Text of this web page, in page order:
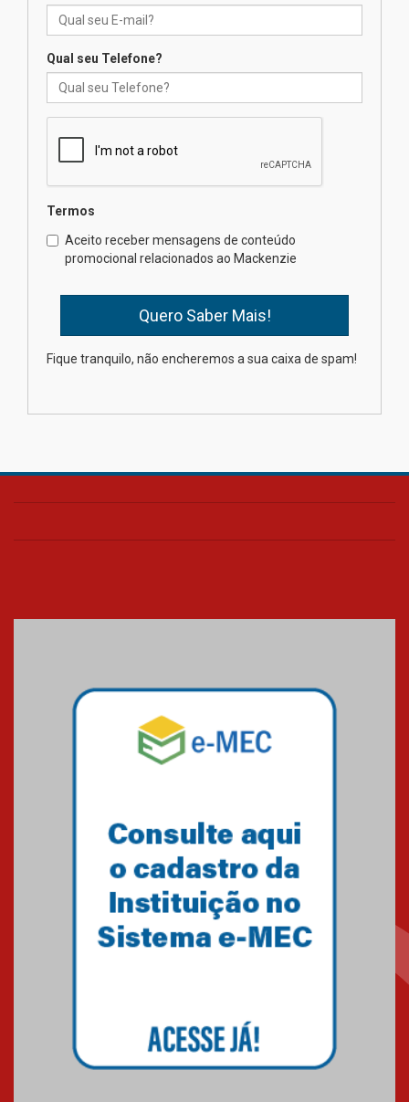
calouros do segundo semestre
Brasília prepara seus
mesmo do Ensino Médio
Como os pais podem investir
na educação dos filhos além da
escola
Transformadora reúne
Qual seu Telefone?
Termos
Aceito receber mensagens de conteúdo
promocional relacionados ao Mackenzie
Fique tranquilo, não encheremos a sua caixa de spam!